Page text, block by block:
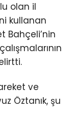
olan il
kullanan
Bahçeli’nin
ve
Öztanık, şu